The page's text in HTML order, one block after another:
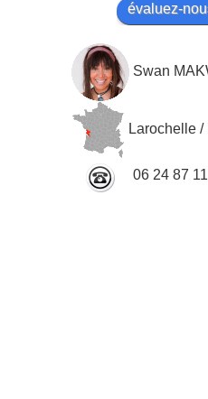
évaluez-
Swan
Larochelle /
06 24 87